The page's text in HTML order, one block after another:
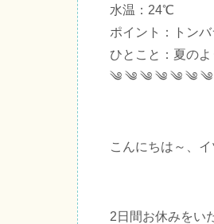
水温：24℃
ポイント：トン
ひとこと：夏のよ
༄ ༄ ༄ ༄ ༄ ༄
こんにちは～、
2日間お休みをい